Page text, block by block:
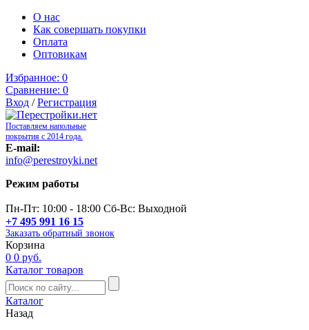
О нас
Как совершать покупки
Оплата
Оптовикам
Избранное: 0
Сравнение: 0
Вход /Регистрация
Поставляем напольные
покрытия с 2014 года.
E-mail:
info@perestroyki.net
Режим работы
Пн-Пт: 10:00 - 18:00 Сб-Вс: Выходной
+7 495 991 16 15
Заказать обратный звонок
Корзина
0 0 руб.
Каталог товаров
Каталог
Назад